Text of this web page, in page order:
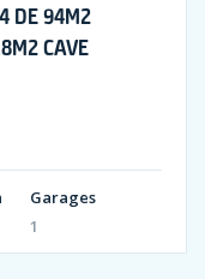
DE 94M2
CAVE
Garages
1